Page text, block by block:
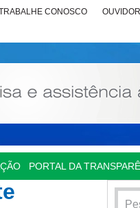
CONOSCO
PORTAL DA